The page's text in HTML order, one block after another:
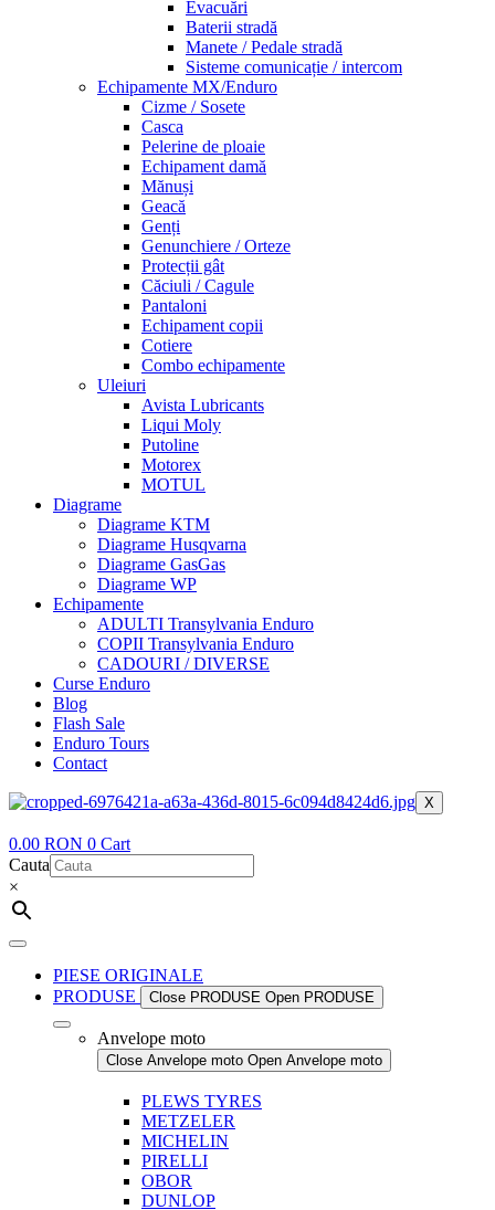
Evacuări
Baterii stradă
Manete / Pedale stradă
Sisteme comunicație / intercom
Echipamente MX/Enduro
Cizme / Sosete
Casca
Pelerine de ploaie
Echipament damă
Mănuși
Geacă
Genți
Genunchiere / Orteze
Protecții gât
Căciuli / Cagule
Pantaloni
Echipament copii
Cotiere
Combo echipamente
Uleiuri
Avista Lubricants
Liqui Moly
Putoline
Motorex
MOTUL
Diagrame
Diagrame KTM
Diagrame Husqvarna
Diagrame GasGas
Diagrame WP
Echipamente
ADULTI Transylvania Enduro
COPII Transylvania Enduro
CADOURI / DIVERSE
Curse Enduro
Blog
Flash Sale
Enduro Tours
Contact
X
0.00 RON 0 Cart
Cauta
×
PIESE ORIGINALE
PRODUSE
Close PRODUSE Open PRODUSE
Anvelope moto
Close Anvelope moto Open Anvelope moto
PLEWS TYRES
METZELER
MICHELIN
PIRELLI
OBOR
DUNLOP